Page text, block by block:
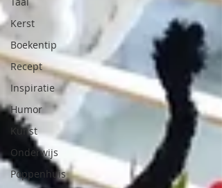
Kerst
Boekentip
Recept
Inspiratie
Humor
Kunst
Onderwijs
Poppenhuis